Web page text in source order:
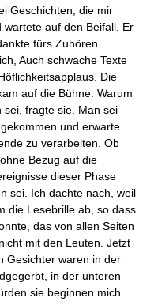
Geschichten, die mir
auf den Beifall. Er
fürs Zuhören.
Auch schwache Texte
Die
auf die Bühne. Warum
sei, fragte sie. Man sei
und erwarte
zu verarbeiten. Ob
Bezug auf die
dieser Phase
sei. Ich dachte nach, weil
die Lesebrille ab, so dass
das von allen Seiten
mit den Leuten. Jetzt
Gesichter waren in der
in der unteren
sie beginnen mich